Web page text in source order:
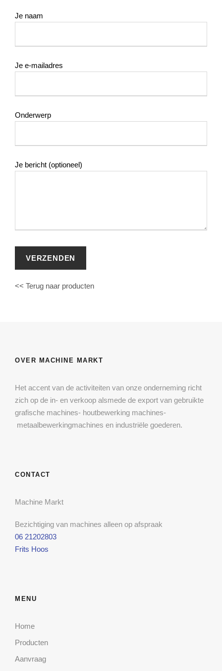
Je naam
Je e-mailadres
Onderwerp
Je bericht (optioneel)
<< Terug naar producten
OVER MACHINE MARKT
Het accent van de activiteiten van onze onderneming richt
zich op de in- en verkoop alsmede de export van gebruikte
grafische machines- houtbewerking machines-
metaalbewerkingmachines en industriële goederen.
CONTACT
Machine Markt
Bezichtiging van machines alleen op afspraak
06 21202803
Frits Hoos
MENU
Home
Producten
Aanvraag